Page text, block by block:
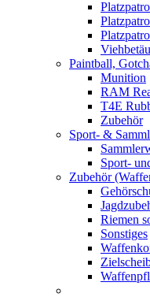
Paintball,
Munition
RAM
T4E
Zubehör
Sport- &
Sport-
Zubehör
Riemen
Sonstiges